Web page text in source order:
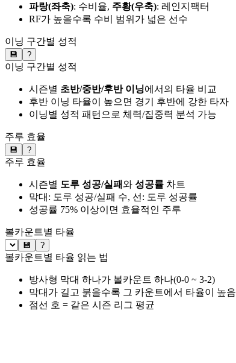
파랑(좌축): 수비율, 주황(우축): 레인지팩터
RF가 높을수록 수비 범위가 넓은 선수
이닝 구간별 성적
💾 ?
이닝 구간별 성적
시즌별 초반/중반/후반 이닝에서의 타율 비교
후반 이닝 타율이 높으면 경기 후반에 강한 타자
이닝별 성적 패턴으로 체력/집중력 분석 가능
주루 효율
💾 ?
주루 효율
시즌별 도루 성공/실패와 성공률 차트
막대: 도루 성공/실패 수, 선: 도루 성공률
성공률 75% 이상이면 효율적인 주루
볼카운트별 타율
💾 ?
볼카운트별 타율 읽는 법
방사형 막대 하나가 볼카운트 하나(0-0 ~ 3-2)
막대가 길고 붉을수록 그 카운트에서 타율이 높음
점선 호 = 같은 시즌 리그 평균